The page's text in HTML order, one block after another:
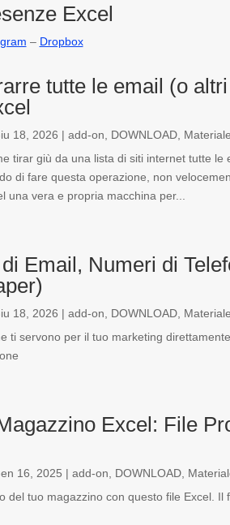
Excel
– Dropbox
tutte le email (o
18, 2026 | add-on DOWNLOAD, Materiale
tirar giù da una lista di siti internet tutte
di fare questa operazione, non
una vera e propria macchina per...
Email, Numeri di
18, 2026 | add-on DOWNLOAD, Materiale
ti servono per il tuo marketing
Excel: File
16, 2025 | add-on DOWNLOAD,
del tuo magazzino con questo file Excel.